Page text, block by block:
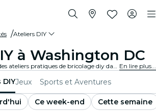
Ateliers DIY
à Washington DC
Libère ta créativité avec des ateliers pratiques de bricolage diy dans Washington DC. Apprends de nouvelles compétences, fabrique des objets uniques et noue des liens avec des personnes partageant les mêmes idées dans un environnement accueillant. En lire plus...
DIYJeux Sports et Aventures
Ce week-end
Cette semaine